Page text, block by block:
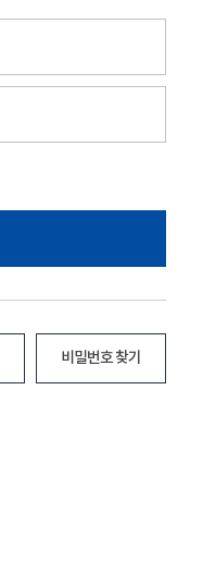
비밀번호 찾기